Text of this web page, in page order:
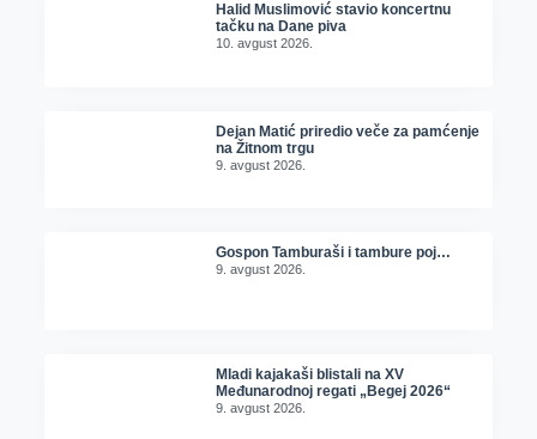
Halid Muslimović stavio koncertnu
tačku na Dane piva
10. avgust 2026.
Dejan Matić priredio veče za pamćenje
na Žitnom trgu
9. avgust 2026.
Gospon Tamburaši i tambure poj…
9. avgust 2026.
Mladi kajakaši blistali na XV
Međunarodnoj regati „Begej 2026“
9. avgust 2026.